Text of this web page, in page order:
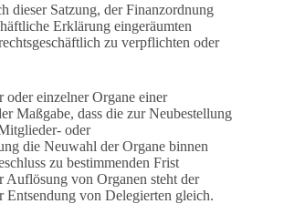
dieser Satzung, der Finanzordnung
Erklärung eingeräumten
zu verpflichten oder
einzelner Organe einer
Maßgabe, dass die zur Neubestellung
oder
die Neuwahl der Organe binnen
zu bestimmenden Frist
Auflösung von Organen steht der
Entsendung von Delegierten gleich.